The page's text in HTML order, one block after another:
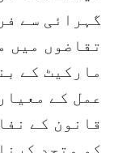
گہرائی سے
تقاضوں میں
مارکیٹ کے
عمل کے
قانون کے
کو متحد